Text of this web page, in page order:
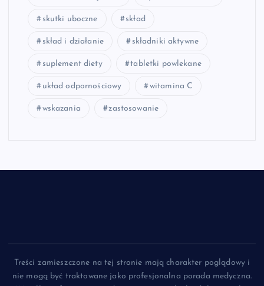
skutki uboczne skład
skład i działanie składniki aktywne
suplement diety tabletki powlekane
układ odpornościowy witamina C
wskazania zastosowanie
Treści zamieszczone na tej stronie mają charakter poglądowy i
nie mogą być traktowane jako profesjonalna porada medyczna.